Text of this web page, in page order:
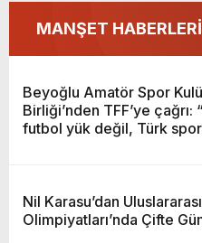
MANŞET HABERLERİ
Beyoğlu Amatör Spor
Birliği’nden TFF’ye çağrı:
futbol yük değil, Türk
Nil Karasu’dan
Olimpiyatları’nda Çifte